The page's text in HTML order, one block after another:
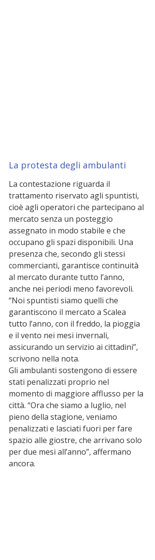
La protesta degli ambulanti
La contestazione riguarda il
trattamento riservato agli spuntisti,
cioè agli operatori che partecipano al
mercato senza un posteggio
assegnato in modo stabile e che
occupano gli spazi disponibili. Una
presenza che, secondo gli stessi
commercianti, garantisce continuità
al mercato durante tutto l’anno,
anche nei periodi meno favorevoli.
“Noi spuntisti siamo quelli che
garantiscono il mercato a Scalea
tutto l’anno, con il freddo, la pioggia
e il vento nei mesi invernali,
assicurando un servizio ai cittadini”,
scrivono nella nota.
Gli ambulanti sostengono di essere
stati penalizzati proprio nel
momento di maggiore afflusso per la
città. “Ora che siamo a luglio, nel
pieno della stagione, veniamo
penalizzati e lasciati fuori per fare
spazio alle giostre, che arrivano solo
per due mesi all’anno”, affermano
ancora.